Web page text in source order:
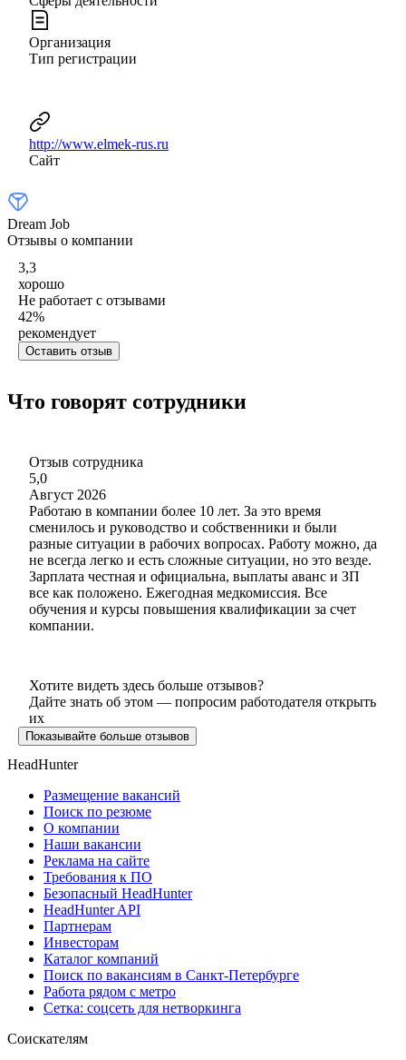
Организация
Тип регистрации
http://www.elmek-rus.ru
Сайт
Dream Job
Отзывы о компании
3,3
хорошо
Не работает с отзывами
42%
рекомендует
Оставить отзыв
Что говорят сотрудники
Отзыв сотрудника
5,0
Август 2026
Работаю в компании более 10 лет. За это время
сменилось и руководство и собственники и были
разные ситуации в рабочих вопросах. Работу можно, да
не всегда легко и есть сложные ситуации, но это везде.
Зарплата честная и официальна, выплаты аванс и ЗП
все как положено. Ежегодная медкомиссия. Все
обучения и курсы повышения квалификации за счет
компании.
Хотите видеть здесь больше отзывов?
Дайте знать об этом — попросим работодателя открыть
их
Показывайте больше отзывов
HeadHunter
Размещение вакансий
Поиск по резюме
О компании
Наши вакансии
Реклама на сайте
Требования к ПО
Безопасный HeadHunter
HeadHunter API
Партнерам
Инвесторам
Каталог компаний
Поиск по вакансиям в Санкт-Петербурге
Работа рядом с метро
Сетка: соцсеть для нетворкинга
Соискателям